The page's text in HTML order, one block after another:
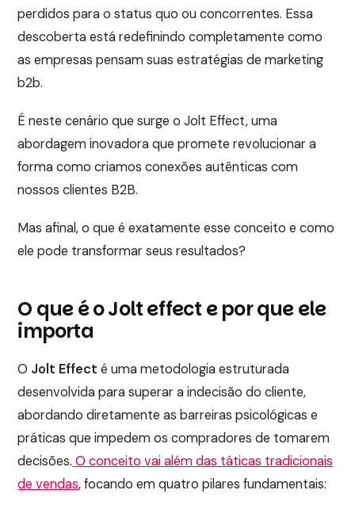
perdidos para o status quo ou concorrentes. Essa
descoberta está redefinindo completamente como
as empresas pensam suas estratégias de marketing
b2b.
É neste cenário que surge o Jolt Effect, uma
abordagem inovadora que promete revolucionar a
forma como criamos conexões autênticas com
nossos clientes B2B.
Mas afinal, o que é exatamente esse conceito e como
ele pode transformar seus resultados?
O que é o Jolt effect e por que ele
importa
O Jolt Effect é uma metodologia estruturada
desenvolvida para superar a indecisão do cliente,
abordando diretamente as barreiras psicológicas e
práticas que impedem os compradores de tomarem
decisões. O conceito vai além das táticas tradicionais
de vendas, focando em quatro pilares fundamentais: